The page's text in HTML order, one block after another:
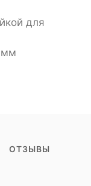
для
мм
ОТЗЫВЫ